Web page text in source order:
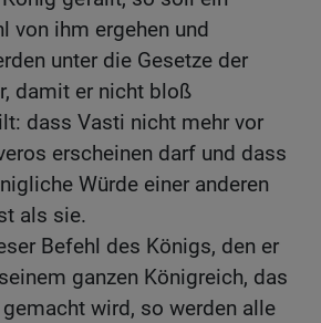
von ihm ergehen und
unter die Gesetze der
damit er nicht bloß
dass Vasti nicht mehr vor
erscheinen darf und dass
Würde einer anderen
als sie.
Befehl des Königs, den er
ganzen Königreich, das
wird, so werden alle